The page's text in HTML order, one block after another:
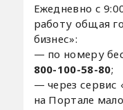
Ежедневно с
работу общая
бизнес»:
— по номеру
800-100-58-80;
— через
на Портале